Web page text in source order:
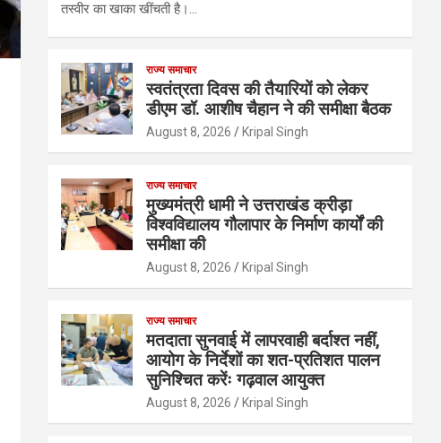
तस्वीर का खाका खींचती है।…
राज्य समाचार
स्वतंत्रता दिवस की तैयारियों को लेकर
डीएम डॉ. आशीष चैहान ने की समीक्षा बैठक
August 8, 2026 Kripal Singh
राज्य समाचार
मुख्यमंत्री धामी ने उत्तराखंड क्रीड़ा
विश्वविद्यालय गौलापार के निर्माण कार्यों की
समीक्षा की
August 8, 2026 Kripal Singh
राज्य समाचार
मतदाता सुनवाई में लापरवाही बर्दाश्त नहीं,
आयोग के निर्देशों का शत-प्रतिशत पालन
सुनिश्चित करेंः गढ़वाल आयुक्त
August 8, 2026 Kripal Singh